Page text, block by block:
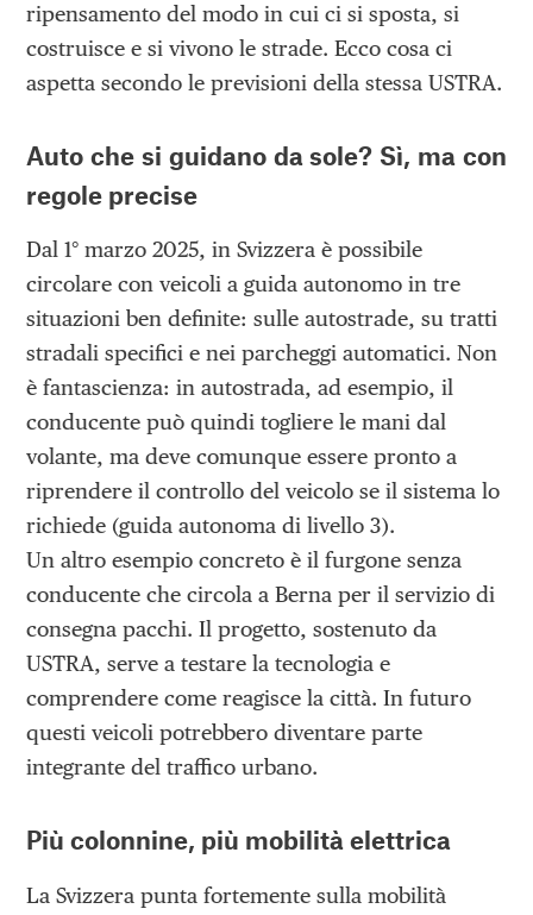
ripensamento del modo in cui ci si sposta, si
costruisce e si vivono le strade. Ecco cosa ci
aspetta secondo le previsioni della stessa USTRA.
Auto che si guidano da sole? Sì, ma con
regole precise
Dal 1° marzo 2025, in Svizzera è possibile
circolare con veicoli a guida autonomo in tre
situazioni ben definite: sulle autostrade, su tratti
stradali specifici e nei parcheggi automatici. Non
è fantascienza: in autostrada, ad esempio, il
conducente può quindi togliere le mani dal
volante, ma deve comunque essere pronto a
riprendere il controllo del veicolo se il sistema lo
richiede (guida autonoma di livello 3).
Un altro esempio concreto è il furgone senza
conducente che circola a Berna per il servizio di
consegna pacchi. Il progetto, sostenuto da
USTRA, serve a testare la tecnologia e
comprendere come reagisce la città. In futuro
questi veicoli potrebbero diventare parte
integrante del traffico urbano.
Più colonnine, più mobilità elettrica
La Svizzera punta fortemente sulla mobilità